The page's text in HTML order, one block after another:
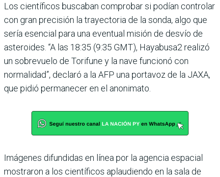
Los científicos buscaban comprobar si podían controlar
con gran precisión la trayectoria de la sonda, algo que
sería esencial para una eventual misión de desvío de
asteroides. “A las 18:35 (9:35 GMT), Hayabusa2 realizó
un sobrevuelo de Torifune y la nave funcionó con
normalidad”, declaró a la AFP una portavoz de la JAXA,
que pidió permanecer en el anonimato.
Imágenes difundidas en línea por la agencia espacial
mostraron a los científicos aplaudiendo en la sala de